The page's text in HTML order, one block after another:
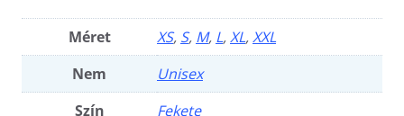
Méret XS, S, M, L,XL,XXL
Nem
Unisex
Szín
Fekete